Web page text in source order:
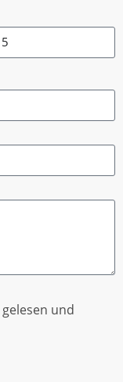
gelesen und